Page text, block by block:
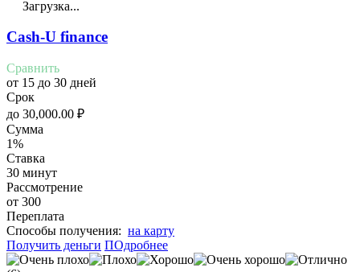
Загрузка...
Cash-U finance
Сравнить
от 15 до 30 дней
Срок
до 30,000.00 ₽
Сумма
1%
Ставка
30 минут
Рассмотрение
от 300
Переплата
Cпособы получения: на карту
Получить деньги ПОдробнее